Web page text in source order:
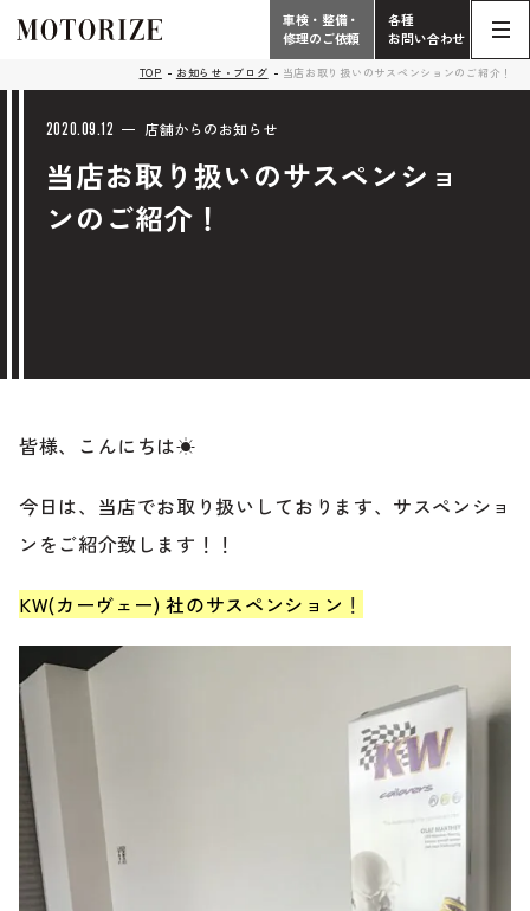
こだわり
お問い合わせフォーム
ブログ
お客様の声
ケータハム岐阜
プライバシーポリシー
Phone
電話受付時間 10:00 - 18:30（月曜定休）
お問い合わせ総合
タップで電話がかかります
Contact Form
24時間受付対応の
お問い合わせフォームはこちら
その他のお問い合わせ
中古車探しのご依頼・レンタカーのご相談
Contact
車検・整備・
修理のご依頼
各種
お問い合わせ
TOP お知らせ・ブログ 当店お取り扱いのサスペンションのご紹介！
2020.09.12 店舗からのお知らせ
当店お取り扱いのサスペンショ
ンのご紹介！
皆様、こんにちは☀
今日は、当店でお取り扱いしております、サスペ ンショ
ンをご紹介致します！！
KW(カーヴェー) 社のサスペンション ！